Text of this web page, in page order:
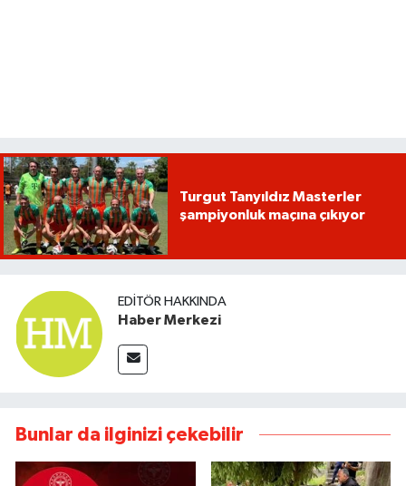
Turgut Tanyıldız Masterler
şampiyonluk maçına çıkıyor
EDITÖR HAKKINDA
Haber Merkezi
Bunlar da ilginizi çekebilir